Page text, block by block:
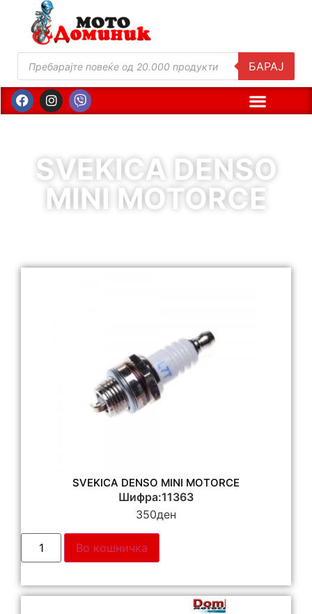
БАРАЈ
SVEKICA DENSO
MINI MOTORCE
SVEKICA DENSO MINI MOTORCE
Шифра:11363
350ден
Во кошничка